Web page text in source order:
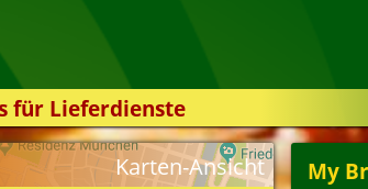
für Lieferdienste
My
Karten-Ansicht